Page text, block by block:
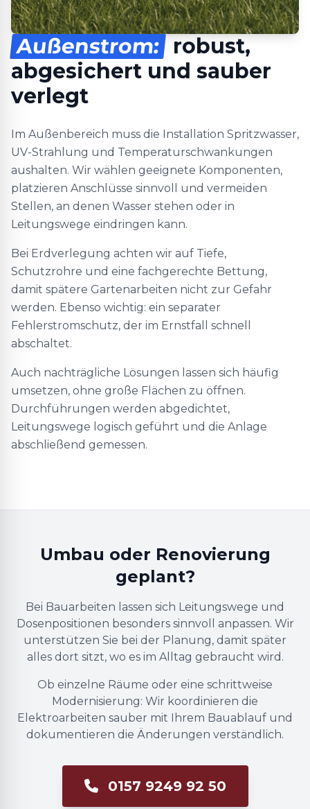
Außenstrom: robust,
abgesichert und sauber
verlegt
Im Außenbereich muss die Installation Spritzwasser,
UV-Strahlung und Temperaturschwankungen
aushalten. Wir wählen geeignete Komponenten,
platzieren Anschlüsse sinnvoll und vermeiden
Stellen, an denen Wasser stehen oder in
Leitungswege eindringen kann.
Bei Erdverlegung achten wir auf Tiefe,
Schutzrohre und eine fachgerechte Bettung,
damit spätere Gartenarbeiten nicht zur Gefahr
werden. Ebenso wichtig: ein separater
Fehlerstromschutz, der im Ernstfall schnell
abschaltet.
Auch nachträgliche Lösungen lassen sich häufig
umsetzen, ohne große Flächen zu öffnen.
Durchführungen werden abgedichtet,
Leitungswege logisch geführt und die Anlage
abschließend gemessen.
Umbau oder Renovierung
geplant?
Bei Bauarbeiten lassen sich Leitungswege und
Dosenpositionen besonders sinnvoll anpassen. Wir
unterstützen Sie bei der Planung, damit später
alles dort sitzt, wo es im Alltag gebraucht wird.
Ob einzelne Räume oder eine schrittweise
Modernisierung: Wir koordinieren die
Elektroarbeiten sauber mit Ihrem Bauablauf und
dokumentieren die Änderungen verständlich.
0157 9249 92 50